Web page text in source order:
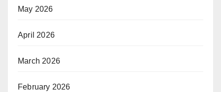
May 2026
April 2026
March 2026
February 2026